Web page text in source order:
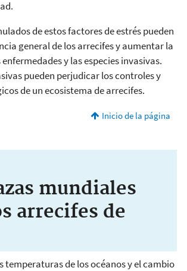
de estos factores de estrés pueden
general de los arrecifes y aumentar la
y las especies invasivas.
pueden perjudicar los controles y
de un ecosistema de arrecifes.
Inicio de la página
mundiales
arrecifes de
temperaturas de los océanos y el cambio